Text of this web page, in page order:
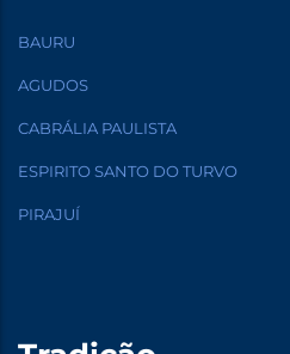
BAURU
AGUDOS
CABRÁLIA PAULISTA
ESPIRITO SANTO DO TURVO
PIRAJUÍ